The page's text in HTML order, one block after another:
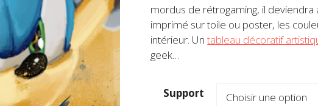
à
149,00€
mordus de rétrogaming, il deviendra
imprimé sur toile ou poster, les
intérieur. Untableau décoratif
geek…
Support